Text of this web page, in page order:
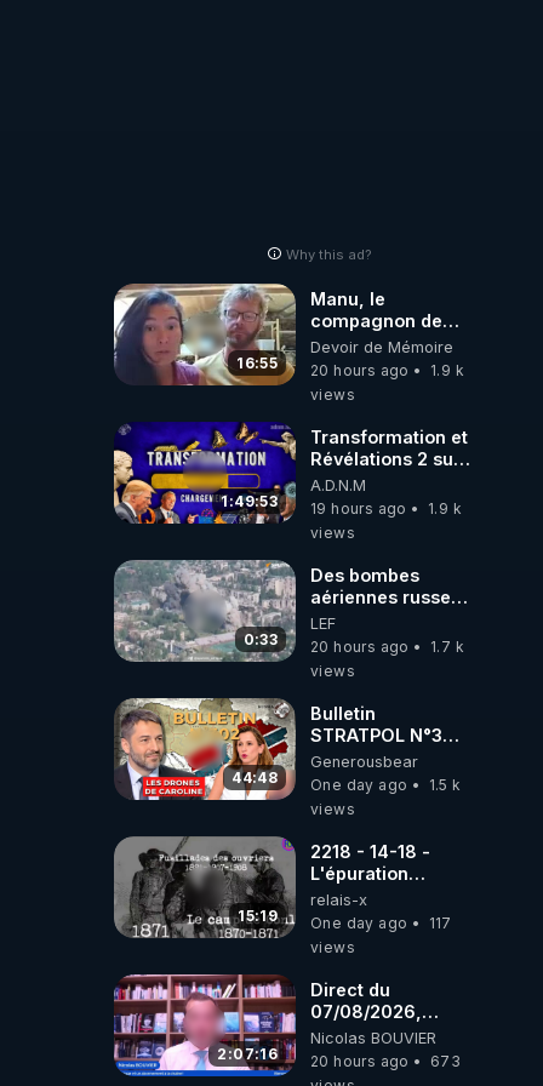
Why this ad?
16:55
Manu, le
compagnon de
Kyria, raconte sa
garde à vue
musclée.
Devoir de Mémoire
20 hours ago
1.9 k
views
1:49:53
Transformation et
Révélations 2 sur
2 - live du
07/08/26
A.D.N.M
19 hours ago
1.9 k
views
0:33
Des bombes
aériennes russes
anéantissent les
centres de
contrôle de
brigades
ukrainienne
LEF
20 hours ago
1.7 k
views
44:48
Bulletin
STRATPOL N°302.
Armée des
drones, MS-21 en
série, missiles
07.08.2026.
Generousbear
One day ago
1.5 k
views
15:19
2218 - 14-18 -
L'épuration
républicaine
organisée par les
frères de la
relais-x
One day ago
117
views
2:07:16
Direct du
07/08/2026,
présenté par
Nicolas BOUVIER
Nicolas BOUVIER
20 hours ago
673